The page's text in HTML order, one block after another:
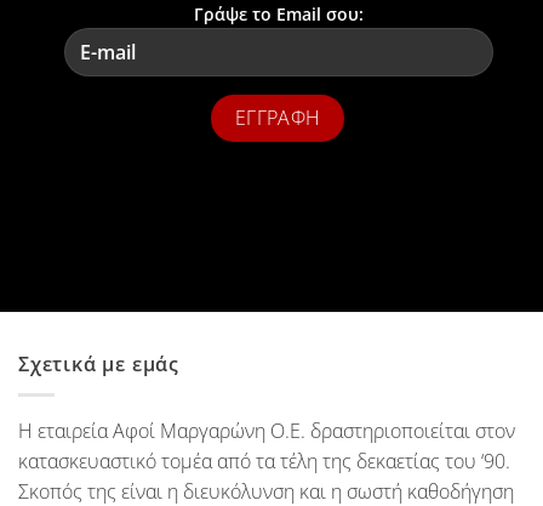
Γράψε το Email σου:
Σχετικά με εμάς
Η εταιρεία Αφοί Μαργαρώνη Ο.Ε. δραστηριοποιείται στον
κατασκευαστικό τομέα από τα τέλη της δεκαετίας του ‘90.
Σκοπός της είναι η διευκόλυνση και η σωστή καθοδήγηση